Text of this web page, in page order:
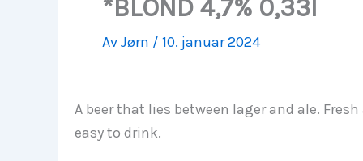
*BLOND 4,7% 0,33l
AvJørn / 10. januar 2024
A beer that lies between lager and ale. Fresh
easy to drink.